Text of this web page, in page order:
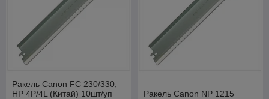
Ракель Canon FC 230/330,
НР 4Р/4L (Китай) 10шт/уп
Ракель Canon NP 1215